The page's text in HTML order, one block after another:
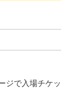
ジで入場チケッ